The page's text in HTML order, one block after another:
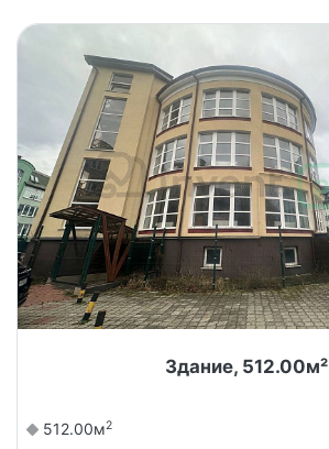
Здание, 512.00м²
512.00м2